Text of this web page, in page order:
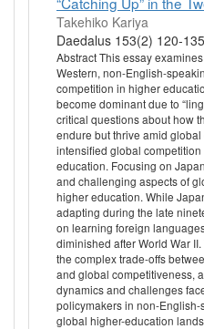
Takehiko Kariya
Daedalus 153(2) 120-
Abstract This essay
Western, non-English-
competition in higher
become dominant due to
critical questions about how
endure but thrive amid
intensified global
education. Focusing on
and challenging aspects of
higher education. While
adapting during the late
on learning foreign
diminished after World War
the complex trade-offs
and global competitiveness,
dynamics and challenges
policymakers in non-
global higher-education